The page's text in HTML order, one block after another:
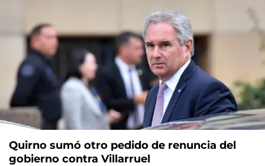
Quirno sumó otro pedido de renuncia del
gobierno contra Villarruel